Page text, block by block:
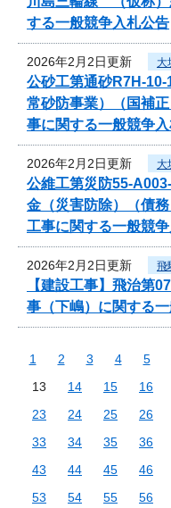
する一般競争入札公告
2026年2月2日更新 大
公砂工第通砂R7H-
常砂防事業）（国補
事に関する一般競争
2026年2月2日更新 大
公維工第災防55-
金（災害防除）（債
工事に関する一般競
2026年2月2日更新 飛
【建設工事】飛治
事（下嶋）に関する
1 2 3 4 5
13
14 15 16
23
24 25 26
33
34 35 36
43
44 45 46
53
54 55 56